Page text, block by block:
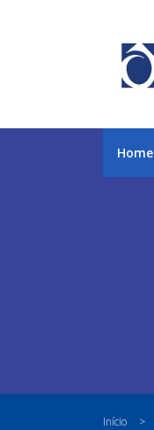
Home
Início >